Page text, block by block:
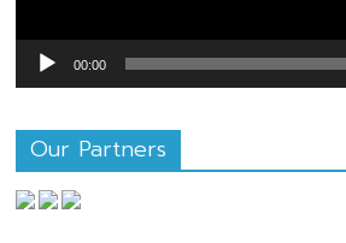
00:00
Our Partners